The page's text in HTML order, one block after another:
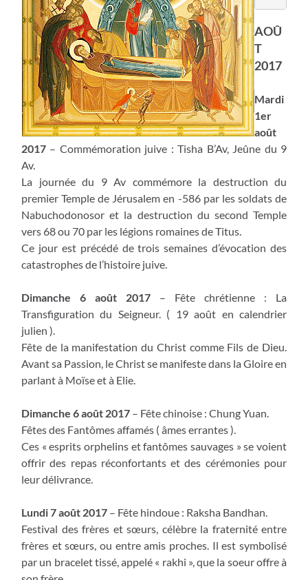
AOÛ
T
2017
Mardi
1er
août
2017 – Commémoration juive : Tisha B’Av, Jeûne du 9
Av.
La journée du 9 Av commémore la destruction du
premier Temple de Jérusalem en -586 par les soldats de
Nabuchodonosor et la destruction du second Temple
vers 68 ou 70 par les légions romaines de Titus.
Ce jour est précédé de trois semaines d’évocation des
catastrophes de l’histoire juive.
Dimanche 6 août 2017 – Fête chrétienne : La
Transfiguration du Seigneur. ( 19 août en calendrier
julien ).
Fête de la manifestation du Christ comme Fils de Dieu.
Avant sa Passion, le Christ se manifeste dans la Gloire en
parlant à Moïse et à Elie.
Dimanche 6 août 2017 – Fête chinoise : Chung Yuan.
Fêtes des Fantômes affamés ( âmes errantes ).
Ces « esprits orphelins et fantômes sauvages » se voient
offrir des repas réconfortants et des cérémonies pour
leur délivrance.
Lundi 7 août 2017 – Fête hindoue : Raksha Bandhan.
Festival des frères et sœurs, célèbre la fraternité entre
frères et sœurs, ou entre amis proches. Il est symbolisé
par un bracelet tissé, appelé « rakhi », que la soeur offre à